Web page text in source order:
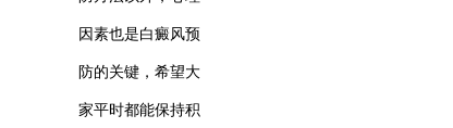
因素也是白癜风预
防的关键，希望大
家平时都能保持积